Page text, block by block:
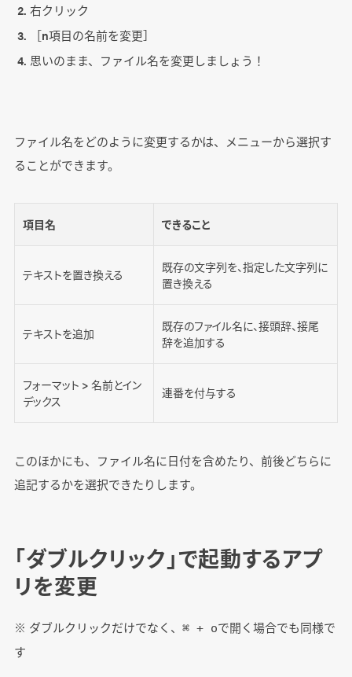
右クリック
［n項目の名前を変更］
思いのまま、ファイル名を変更しましょう！
ファイル名をどのように変更するかは、メニューから選択す
ることができます。
項目名 できること
テキストを置き換える
既存の文字列を、指定した文字列に
置き換える
テキストを追加
既存のファイル名に、接頭辞、接尾
辞を追加する
フォーマット > 名前とイン
デックス
連番を付与する
このほかにも、ファイル名に日付を含めたり、前後どちらに
追記するかを選択できたりします。
「ダブルクリック」で起動するアプ
リを変更
※ ダブルクリックだけでなく、 ⌘ + oで開く場合でも同様で
す